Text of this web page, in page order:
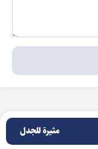
مثيرة للجدل